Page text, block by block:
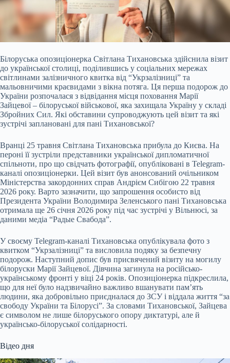
Білоруська опозиціонерка Світлана Тихановська здійснила візит
до української столиці, поділившись у соціальних мережах
світлинами залізничного квитка від “Укрзалізниці” та
мальовничими краєвидами з вікна потяга. Ця перша подорож до
України розпочалася з відвідання місця поховання Марії
Зайцевої – білоруської військової, яка захищала Україну у складі
Збройних Сил. Які обставини супроводжують цей візит та які
зустрічі заплановані для пані Тихановської?
Вранці 25 травня Світлана Тихановська прибула до Києва. На
пероні її зустріли представники української дипломатичної
спільноти, про що свідчать фотографії, опубліковані в Telegram-
каналі опозиціонерки. Цей візит був анонсований очільником
Міністерства закордонних справ Андрієм Сибігою 22 травня
2026 року. Варто зазначити, що запрошення особисто від
Президента України Володимира Зеленського пані Тихановська
отримала ще 26 січня 2026 року під час зустрічі у Вільнюсі, за
даними медіа “Радые Свабода”.
У своєму Telegram-каналі Тихановська опублікувала фото з
квитком “Укрзалізниці” та висловила подяку за безпечну
подорож. Наступний допис був присвячений візиту на могилу
білоруски Марії Зайцевої. Дівчина загинула на російсько-
українському фронті у віці 24 років. Опозиціонерка підкреслила,
що для неї було надзвичайно важливо вшанувати пам’ять
людини, яка добровільно приєдналася до ЗСУ і віддала життя “за
свободу України та Білорусі”. За словами Тихановської, Зайцева
є символом не лише білоруського опору диктатурі, але й
українсько-білоруської солідарності.
Відео дня